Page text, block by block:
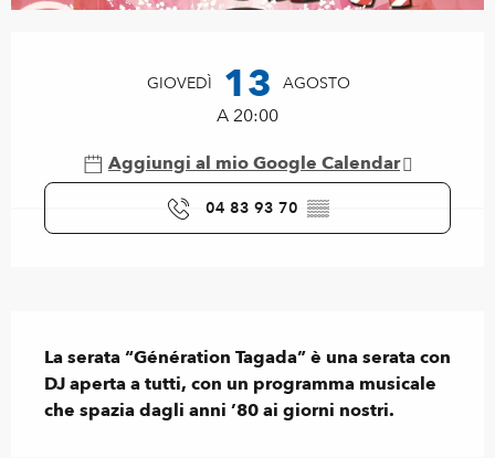
GIOVEDÌ 13 AGOSTO
A 20:00
Aggiungi al mio Google Calendar
04 83 93 70 ▒▒
La serata “Génération Tagada” è una serata con
DJ aperta a tutti, con un programma musicale
che spazia dagli anni ’80 ai giorni nostri.